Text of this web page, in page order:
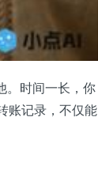
。时间一长，你
账记录，不仅能